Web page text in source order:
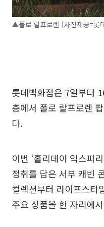
▲폴로 랄프로렌 (사진제공=롯
롯데백화점은 7일부터
층에서 폴로 랄프로렌
다.
이번 ‘홀리데이 익스피
정취를 담은 서부 캐빈
컬렉션부터 라이프스타
주요 상품을 한 자리에